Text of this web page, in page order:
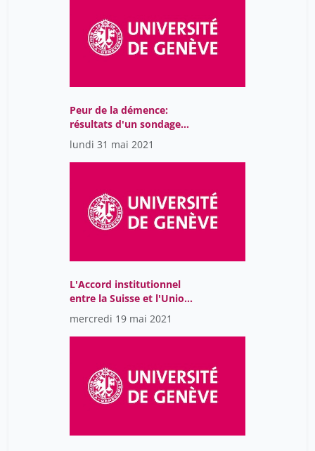
Peur de la démence:
résultats d'un sondage
auprès des membres
d'UNI3
lundi 31 mai 2021
L'Accord institutionnel
entre la Suisse et l'Union
européenne: pourquoi
pose-t-il autant de
problèmes et est-il
mercredi 19 mai 2021